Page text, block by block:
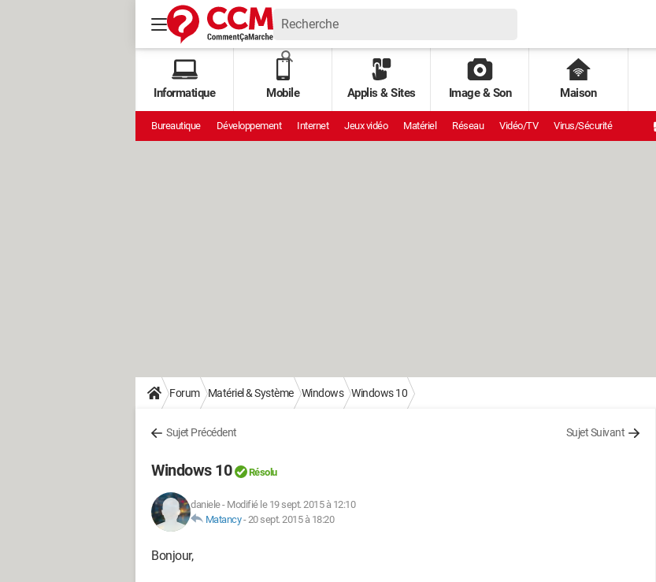
Informatique Mobile Applis & Sites Image & Son Maison
Bureautique Développement Internet Jeux vidéo Matériel Réseau Vidéo/TV Virus/Sécurité
Forum Matériel & Système Windows Windows 10
Sujet Précédent Sujet Suivant
Windows 10 Résolu
daniele- Modifié le 19 sept. 2015 à 12:10
Matancy-20 sept. 2015 à 18:20
Bonjour,